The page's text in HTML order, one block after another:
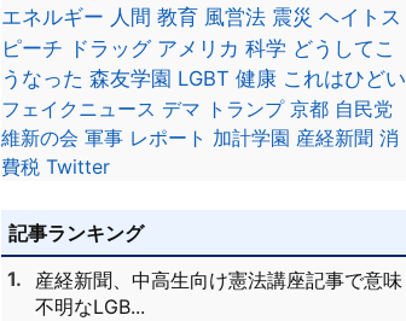
エネルギー 人間 教育 風営法 震災 ヘイトス
ピーチ ドラッグ アメリカ 科学 どうしてこ
うなった 森友学園 LGBT 健康 これはひどい
フェイクニュース デマ トランプ 京都 自民党
維新の会 軍事 レポート 加計学園 産経新聞 消
費税 Twitter
記事ランキング
産経新聞、中高生向け憲法講座記事で意味
不明なLGB...